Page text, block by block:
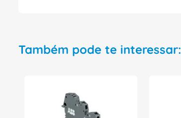
Também pode te interessar: